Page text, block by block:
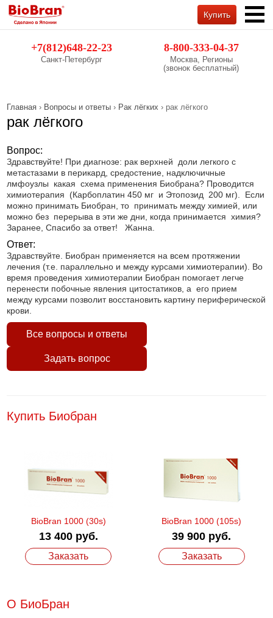
+7(812)648-22-23
Санкт-Петербург
8-800-333-04-37
Москва, Регионы
(звонок бесплатный)
Купить
Главная › Вопросы и ответы › Рак лёгких › рак лёгкого
рак лёгкого
Вопрос:
Здравствуйте! При диагнозе: рак верхней доли легкого с
метастазами в перикард, средостение, надключичные
лмфоузлы какая схема применения Биобрана? Проводится
химиотерапия (Карбоплатин 450 мг и Этопозид 200 мг). Если
можно принимать Биобран, то принимать между химией, или
можно без перерыва в эти же дни, когда принимается химия?
Заранее, Спасибо за ответ! Жанна.
Ответ:
Здравствуйте. Биобран применяется на всем протяжении
лечения (т.е. параллельно и между курсами химиотерапии). Во
время проведения химиотерапии Биобран помогает легче
перенести побочные явления цитостатиков, а его прием
между курсами позволит восстановить картину периферической
крови.
Все вопросы и ответы
Задать вопрос
Купить Биобран
BioBran 1000 (30s)
13 400 руб.
Заказать
BioBran 1000 (105s)
39 900 руб.
Заказать
О БиоБран